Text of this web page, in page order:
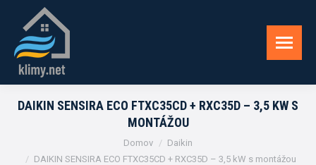
DAIKIN SENSIRA ECO FTXC35CD + RXC35D – 3,5 KW S
MONTÁŽOU
Domov
Daikin
DAIKIN SENSIRA ECO FTXC35CD + RXC35D – 3,5 kW s montážou